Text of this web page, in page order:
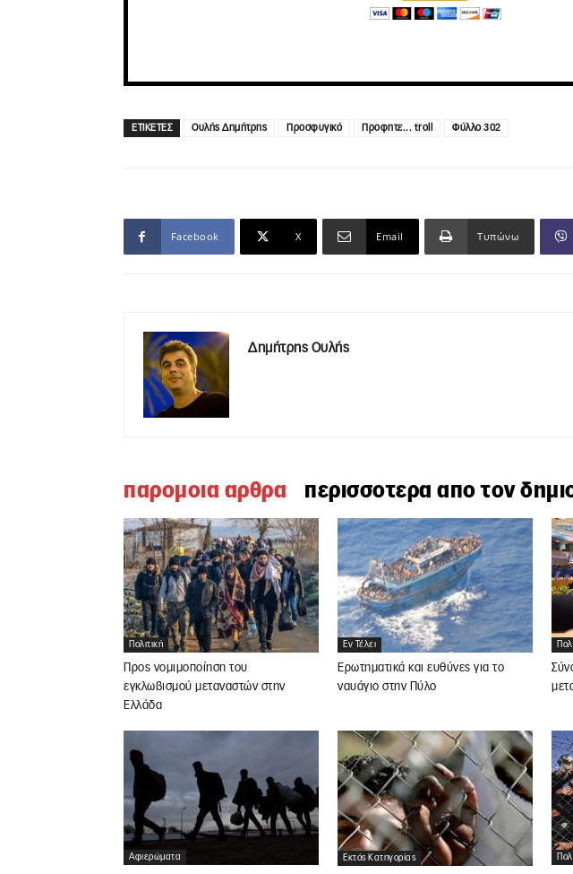
ΕΤΙΚΕΤΕΣ Ουλής Δημήτρης Προσφυγικό Προφητε... troll Φύλλο 302
Facebook X Email Τυπώνω
Δημήτρης Ουλής
παρομοια αρθρα περισσοτερα απο τον
Πολιτική
Προς νομιμοποίηση του
εγκλωβισμού μεταναστών στην
Ελλάδα
Εν Τέλει
Ερωτηματικά και ευθύνες για το
ναυάγιο στην Πύλο
Αφιερώματα Εκτός Κατηγορίας